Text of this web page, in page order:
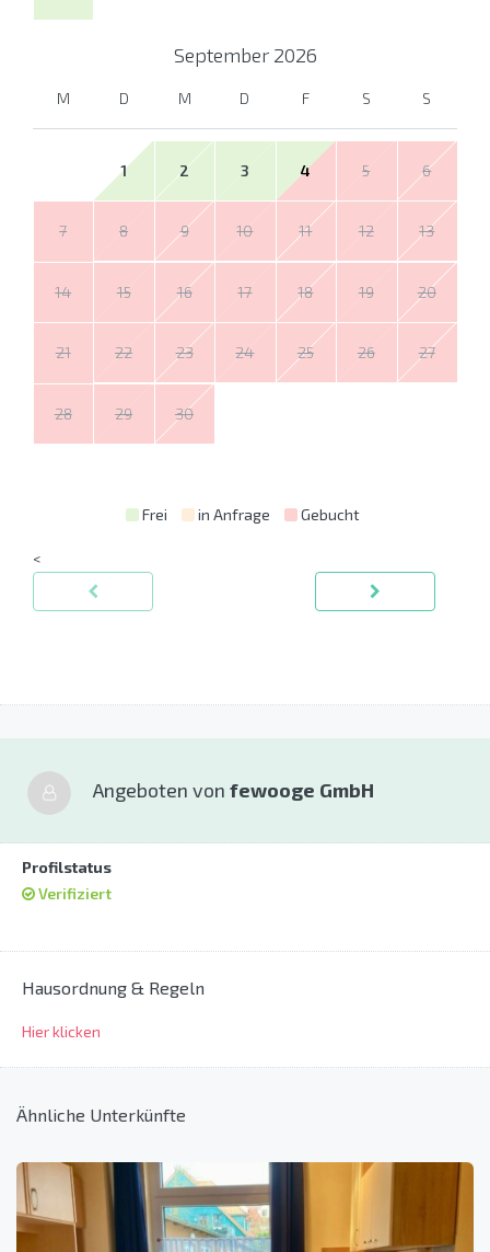
September 2026
M D M D F S S
1 2 3 4 5 6
7 8 9 10 11 12 13
14 15 16 17 18 19 20
21 22 23 24 25 26 27
28 29 30
Frei in Anfrage Gebucht
<
Angeboten von fewooge GmbH
Profilstatus
Verifiziert
Hausordnung & Regeln
Hier klicken
Ähnliche Unterkünfte